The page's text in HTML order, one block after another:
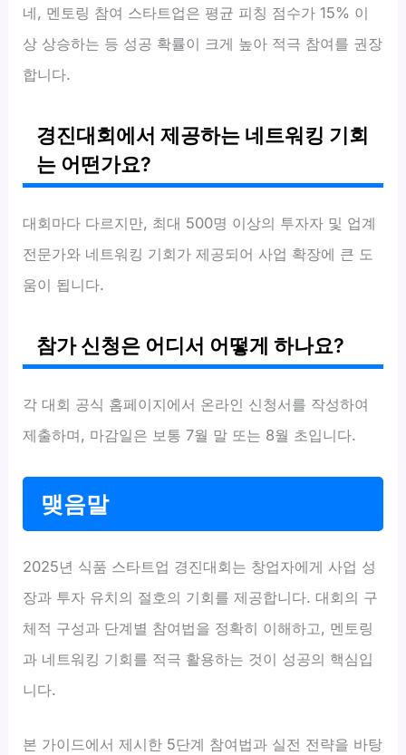
네, 멘토링 참여 스타트업은 평균 피칭 점수가 15% 이
상 상승하는 등 성공 확률이 크게 높아 적극 참여를 권장
합니다.
경진대회에서 제공하는 네트워킹 기회
는 어떤가요?
대회마다 다르지만, 최대 500명 이상의 투자자 및 업계
전문가와 네트워킹 기회가 제공되어 사업 확장에 큰 도
움이 됩니다.
참가 신청은 어디서 어떻게 하나요?
각 대회 공식 홈페이지에서 온라인 신청서를 작성하여
제출하며, 마감일은 보통 7월 말 또는 8월 초입니다.
맺음말
2025년 식품 스타트업 경진대회는 창업자에게 사업 성
장과 투자 유치의 절호의 기회를 제공합니다. 대회의 구
체적 구성과 단계별 참여법을 정확히 이해하고, 멘토링
과 네트워킹 기회를 적극 활용하는 것이 성공의 핵심입
니다.
본 가이드에서 제시한 5단계 참여법과 실전 전략을 바탕